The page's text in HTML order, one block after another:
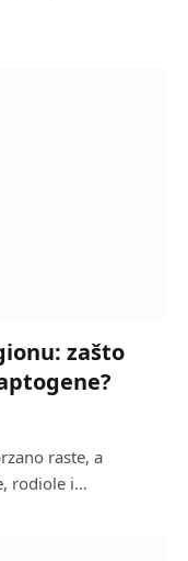
zašto
raste, a
rodiole i…